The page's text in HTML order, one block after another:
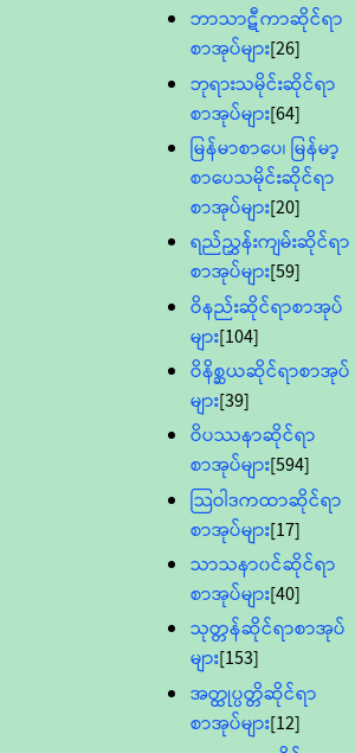
ဘာသာဋီကာဆိုင်ရာ
စာအုပ်များ[26]
ဘုရားသမိုင်းဆိုင်ရာ
စာအုပ်များ[64]
မြန်မာစာပေ၊ မြန်မာ့
စာပေသမိုင်းဆိုင်ရာ
စာအုပ်များ[20]
ရည်ညွှန်းကျမ်းဆိုင်ရာ
စာအုပ်များ[59]
ဝိနည်းဆိုင်ရာစာအုပ်
များ[104]
ဝိနိစ္ဆယဆိုင်ရာစာအုပ်
များ[39]
ဝိပဿနာဆိုင်ရာ
စာအုပ်များ[594]
သြဝါဒကထာဆိုင်ရာ
စာအုပ်များ[17]
သာသနာ၀င်ဆိုင်ရာ
စာအုပ်များ[40]
သုတ္တန်ဆိုင်ရာစာအုပ်
များ[153]
အတ္ထုပ္ပတ္တိဆိုင်ရာ
စာအုပ်များ[12]